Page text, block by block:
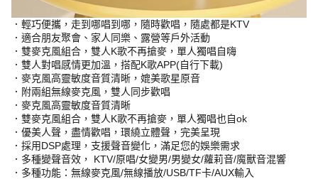
．輕巧便攜，走到哪唱到哪，隨時歡唱，隨處都是KTV
．適合朋友聚會、家人同樂、露營等戶外活動
．雙麥克風組合，雙人K歌不再搶麥，單人獨唱自嗨
．雙人對唱感情更加溫，搭配K歌APP(自行下載)
．麥克風高靈敏度音質清晰，媲美歌星原音
．附兩組無線麥克風，雙人同步歡唱
．麥克風高靈敏度音質清晰
．雙麥克風組合，雙人K歌不再搶麥，單人獨唱也自ok
．優美人聲，盡情歡唱，環繞立體聲，完美呈現
．採用DSP處理，支援聲音變化，滿足您的娛樂需求
．多種變聲音效， KTV/原唱/女變男/男變女/蘿莉音/魔獸音混響
．多種功能：無線麥克風/無線播放/USB/TF卡/AUX輸入